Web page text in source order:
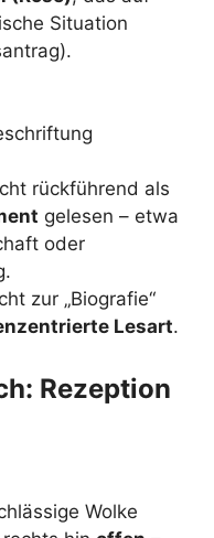
Situation
rückführend als
gelesen – etwa
oder
zur „Biografie“
Lesart.
Rezeption
Wolke